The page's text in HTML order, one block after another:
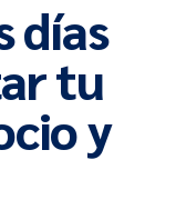
días
tu
y